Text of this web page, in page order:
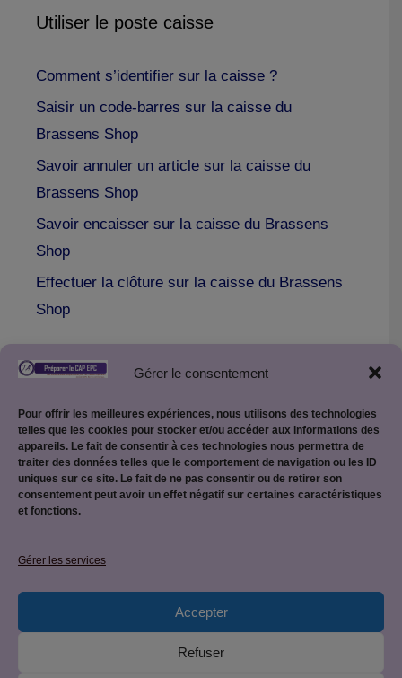
Gérer le consentement
Pour offrir les meilleures expériences, nous utilisons des technologies
telles que les cookies pour stocker et/ou accéder aux informations des
appareils. Le fait de consentir à ces technologies nous permettra de
traiter des données telles que le comportement de navigation ou les ID
uniques sur ce site. Le fait de ne pas consentir ou de retirer son
consentement peut avoir un effet négatif sur certaines caractéristiques
et fonctions.
Gérer les services
Accepter
Refuser
Utiliser le poste caisse
Comment s’identifier sur la caisse ?
Saisir un code-barres sur la caisse du
Brassens Shop
Savoir annuler un article sur la caisse du
Brassens Shop
Savoir encaisser sur la caisse du Brassens
Shop
Effectuer la clôture sur la caisse du Brassens
Shop
Politique de confidentialité